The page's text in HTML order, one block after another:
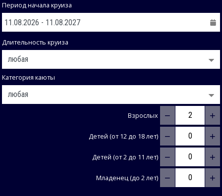
Период начала круиза
Длительность круиза
Категория каюты
Взрослых − +
Детей (от 12 до 18 лет) − +
Детей (от 2 до 11 лет) − +
Младенец (до 2 лет) − +